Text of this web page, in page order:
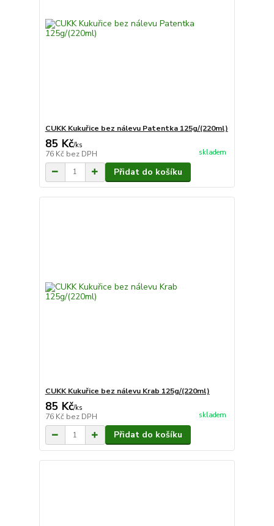
CUKK Kukuřice bez nálevu Patentka 125g/(220ml)
85 Kč/ks
76 Kč bez DPH skladem
Přidat do košíku
CUKK Kukuřice bez nálevu Krab 125g/(220ml)
85 Kč/ks
76 Kč bez DPH skladem
Přidat do košíku